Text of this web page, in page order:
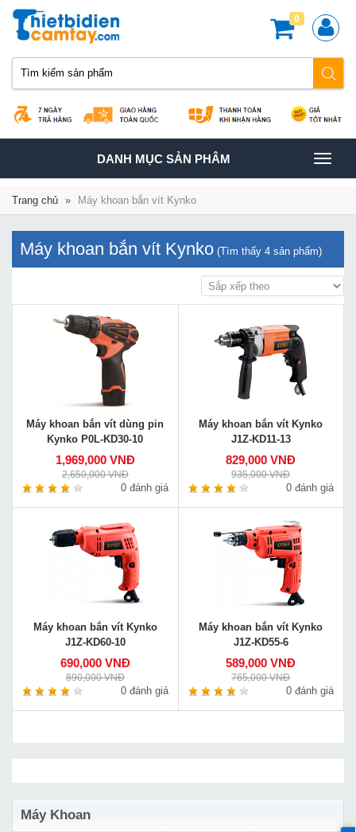
0
TOGGLE
NAVIGATION
DANH MỤC SẢN PHÂM
Trang chủ » Máy khoan bắn vít Kynko
Máy khoan bắn vít Kynko (Tìm thấy 4 sản phẩm)
Máy khoan bắn vít dùng pin
Kynko P0L-KD30-10
1,969,000 VNĐ
2,650,000 VNĐ
0 đánh giá
Máy khoan bắn vít Kynko
J1Z-KD11-13
829,000 VNĐ
935,000 VNĐ
0 đánh giá
Máy khoan bắn vít Kynko
J1Z-KD60-10
690,000 VNĐ
890,000 VNĐ
0 đánh giá
Máy khoan bắn vít Kynko
J1Z-KD55-6
589,000 VNĐ
765,000 VNĐ
0 đánh giá
Máy Khoan